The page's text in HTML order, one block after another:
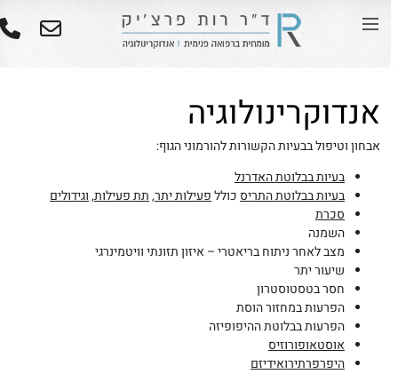
אנדוקרינולוגיה
אבחון וטיפול בבעיות הקשורות להורמוני הגוף:
בעיות בבלוטת האדרנל
בעיות בבלוטת התריסכוללפעילות יתר,תת פעילות,וגידולים
סכרת
השמנה
מצב לאחר ניתוח בריאטרי – איזון תזונתי וויטמינרגי
שיעור יתר
חסר בטסטוסטרון
הפרעות במחזור הוסת
הפרעות בבלוטת ההיפופיזה
אוסטאופורוזיס
היפרפרתירואידיזם